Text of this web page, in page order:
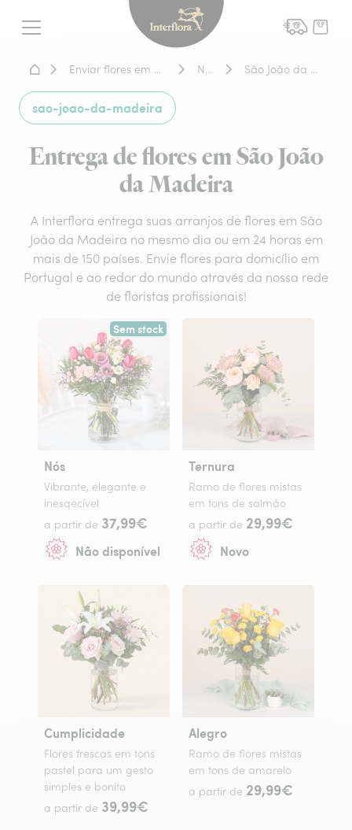
Menu
Interflora - entrega de
Home - Entrega de flores
sao-joao-da-madeira
Entrega de flores em São João
da Madeira
A Interflora entrega suas arranjos de flores em São
João da Madeira no mesmo dia ou em 24 horas em
mais de 150 países. Envie flores para domicílio em
Portugal e ao redor do mundo através da nossa rede
de floristas profissionais!
Sem stock
Nós
Vibrante, elegante e
inesqecível
a partir de 37,99€
Não disponível
Ternura
Ramo de flores mistas
em tons de salmão
a partir de 29,99€
Novo
Cumplicidade
Flores frescas em tons
pastel para um gesto
simples e bonito
a partir de 39,99€
Alegro
Ramo de flores mistas
em tons de amarelo
a partir de 29,99€